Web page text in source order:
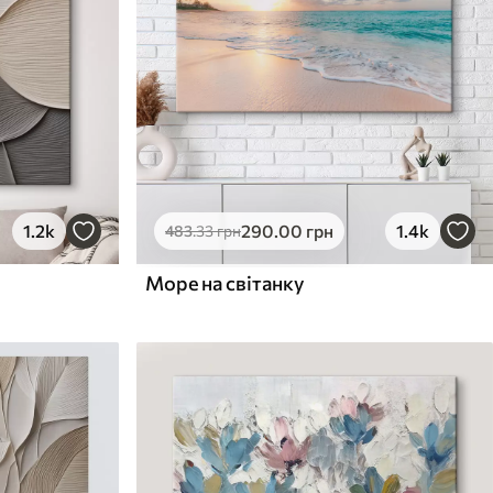
1.2k 483.33грн290.00 грн 1.4k
Море на світанку